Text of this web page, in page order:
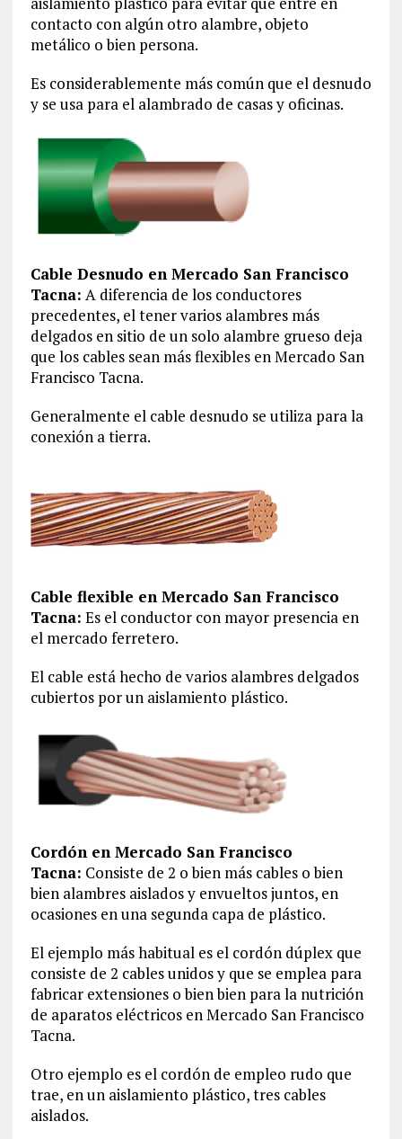
contacto con algún otro alambre, objeto
metálico o bien persona.
Es considerablemente más común que el desnudo
y se usa para el alambrado de casas y oficinas.
Cable Desnudo en Mercado San Francisco
Tacna: A diferencia de los conductores
precedentes, el tener varios alambres más
delgados en sitio de un solo alambre grueso deja
que los cables sean más flexibles en Mercado San
Francisco Tacna.
Generalmente el cable desnudo se utiliza para la
conexión a tierra.
Cable flexible en Mercado San Francisco
Tacna: Es el conductor con mayor presencia en
el mercado ferretero.
El cable está hecho de varios alambres delgados
cubiertos por un aislamiento plástico.
Cordón en Mercado San Francisco
Tacna: Consiste de 2 o bien más cables o bien
bien alambres aislados y envueltos juntos, en
ocasiones en una segunda capa de plástico.
El ejemplo más habitual es el cordón dúplex que
consiste de 2 cables unidos y que se emplea para
fabricar extensiones o bien bien para la nutrición
de aparatos eléctricos en Mercado San Francisco
Tacna.
Otro ejemplo es el cordón de empleo rudo que
trae, en un aislamiento plástico, tres cables
aislados.